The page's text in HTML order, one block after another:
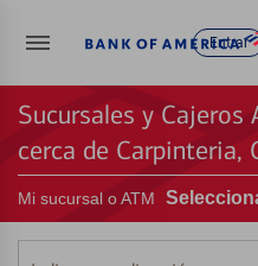
Entrar
Sucursales y
cerca de Carpinteria,
Mi sucursal o ATM